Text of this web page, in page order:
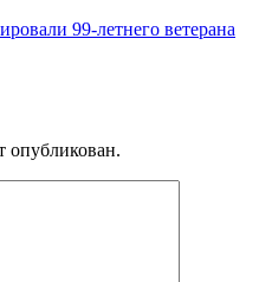
99-летнего ветерана
опубликован.